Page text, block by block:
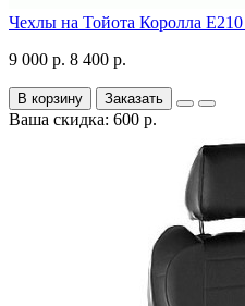
Чехлы на Тойота Королла
9 000 р. 8 400 р.
В корзину Заказать
Ваша скидка: 600 р.